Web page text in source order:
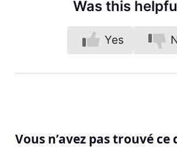
Was this
Yes
Vous n’avez pas trouvé ce